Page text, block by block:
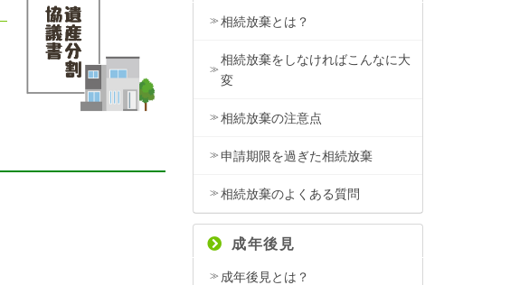
相続放棄とは？
相続放棄をしなければこんなに大
変
相続放棄の注意点
申請期限を過ぎた相続放棄
相続放棄のよくある質問
成年後見
成年後見とは？